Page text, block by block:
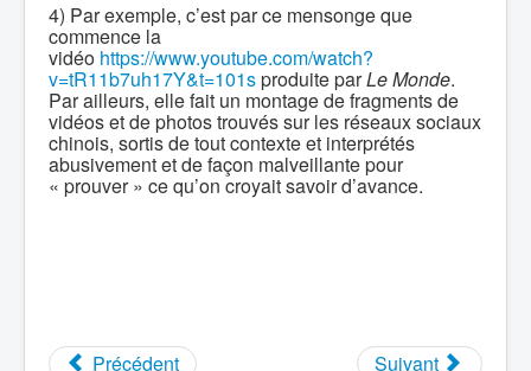
4) Par exemple, c’est par ce mensonge que
commence la
vidéo https://www.youtube.com/watch?
v=tR11b7uh17Y&t=101sproduite parLe Monde.
Par ailleurs, elle fait un montage de fragments de
vidéos et de photos trouvés sur les réseaux sociaux
chinois, sortis de tout contexte et interprétés
abusivement et de façon malveillante pour
« prouver » ce qu’on croyait savoir d’avance.
Précédent Suivant